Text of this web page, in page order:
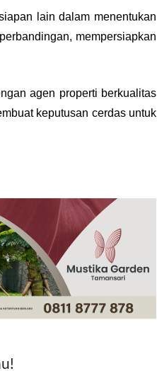
lain dalam menentukan
mempersiapkan
agen properti berkualitas
keputusan cerdas untuk